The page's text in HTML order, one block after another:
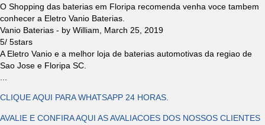
O Shopping das baterias em Floripa recomenda venha voce tambem
conhecer a Eletro Vanio Baterias.
Vanio Baterias - by William
March 25, 2019
5/ 5stars
A Eletro Vanio e a melhor loja de baterias automotivas da regiao de
Sao Jose e Floripa SC.
CLIQUE AQUI PARA WHATSAPP 24 HORAS.
AVALIE E CONFIRA AQUI AS AVALIACOES DOS NOSSOS CLIENTES